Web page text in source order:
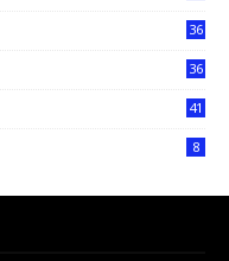
36
36
41
8